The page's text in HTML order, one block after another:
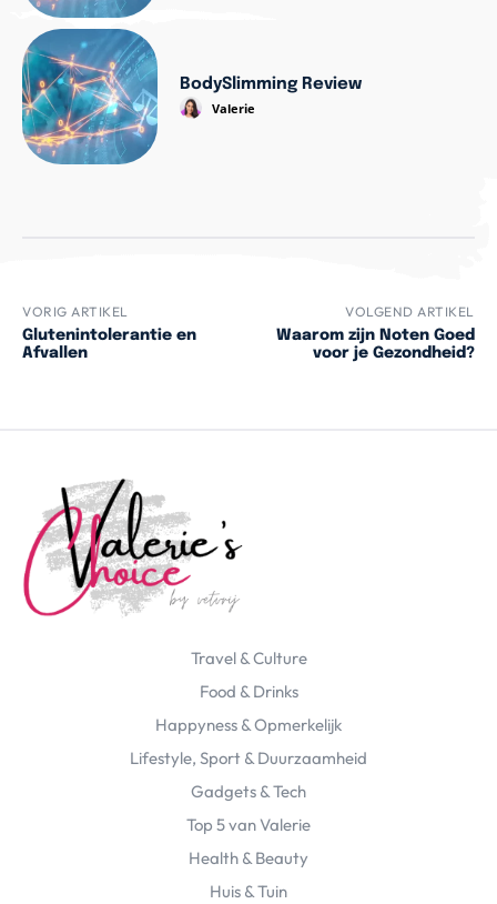
BodySlimming Review
Valerie
VORIG ARTIKEL
Glutenintolerantie en
Afvallen
VOLGEND ARTIKEL
Waarom zijn Noten Goed
voor je Gezondheid?
Travel & Culture
Food & Drinks
Happyness & Opmerkelijk
Lifestyle, Sport & Duurzaamheid
Gadgets & Tech
Top 5 van Valerie
Health & Beauty
Huis & Tuin